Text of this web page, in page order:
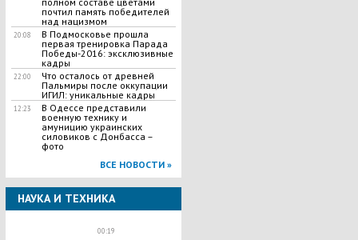
почтил память победителей
над нацизмом
20:08
В Подмосковье прошла
первая тренировка Парада
Победы-2016: эксклюзивные
кадры
22:00
Что осталось от древней
Пальмиры после оккупации
ИГИЛ: уникальные кадры
12:23
В Одессе представили
военную технику и
амуницию украинских
силовиков с Донбасса –
фото
ВСЕ НОВОСТИ »
НАУКА И ТЕХНИКА
00:19